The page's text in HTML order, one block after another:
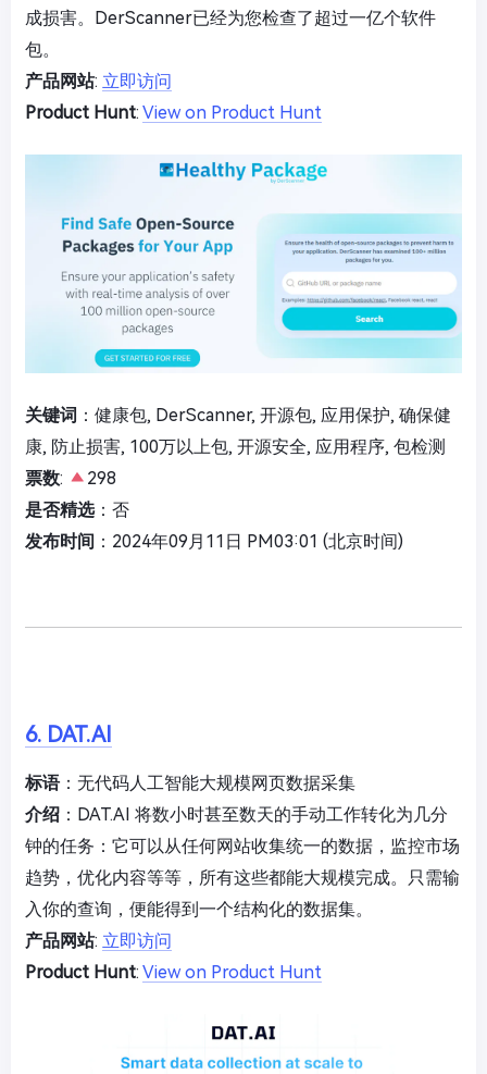
成损害。DerScanner已经为您检查了超过一亿个软件
包。
产品网站: 立即访问
Product Hunt: View on Product Hunt
关键词 ：健康包, DerScanner, 开源包, 应用保护, 确保健
康, 防止损害, 100万以上包, 开源安全, 应用程序, 包检测
票数:
298
是否精选：否
发布时间 ：2024年09月11日 PM03:01 (北京时间)
6. DAT.AI
标语：无代码人工智能大规模网页数据采集
介绍 ：DAT.AI 将数小时甚至数天的手动工作转化为几分
钟的任务：它可以从任何网站收集统一的数据，监控市场
趋势，优化内容等等，所有这些都能大规模完成。只需输
入你的查询，便能得到一个结构化的数据集。
产品网站: 立即访问
Product Hunt: View on Product Hunt